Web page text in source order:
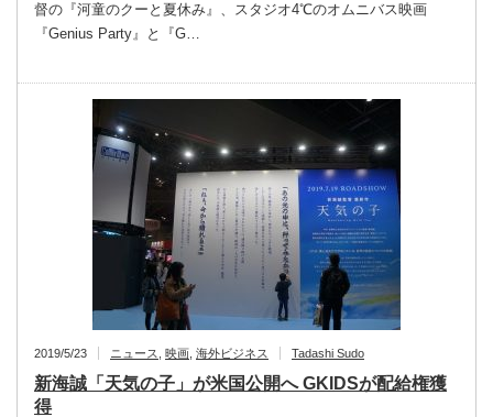
督の『河童のクーと夏休み』、スタジオ4℃のオムニバス映画
『Genius Party』と『G…
2019/5/23 ニュース 映画 海外ビジネス Tadashi Sudo
新海誠「天気の子」が米国公開へ GKIDSが配給権獲
得